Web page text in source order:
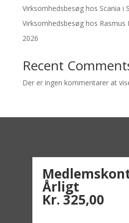
Virksomhedsbesøg hos Scania i
Virksomhedsbesøg hos Rasmus
2026
Recent
Der er ingen kommentarer at
Årligt
Kr. 325,00